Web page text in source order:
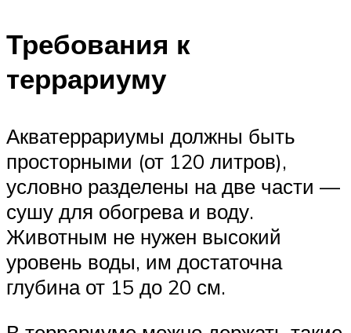
Требования к
террариуму
Акватеррариумы должны быть
просторными (от 120 литров),
условно разделены на две части —
сушу для обогрева и воду.
Животным не нужен высокий
уровень воды, им достаточна
глубина от 15 до 20 см.